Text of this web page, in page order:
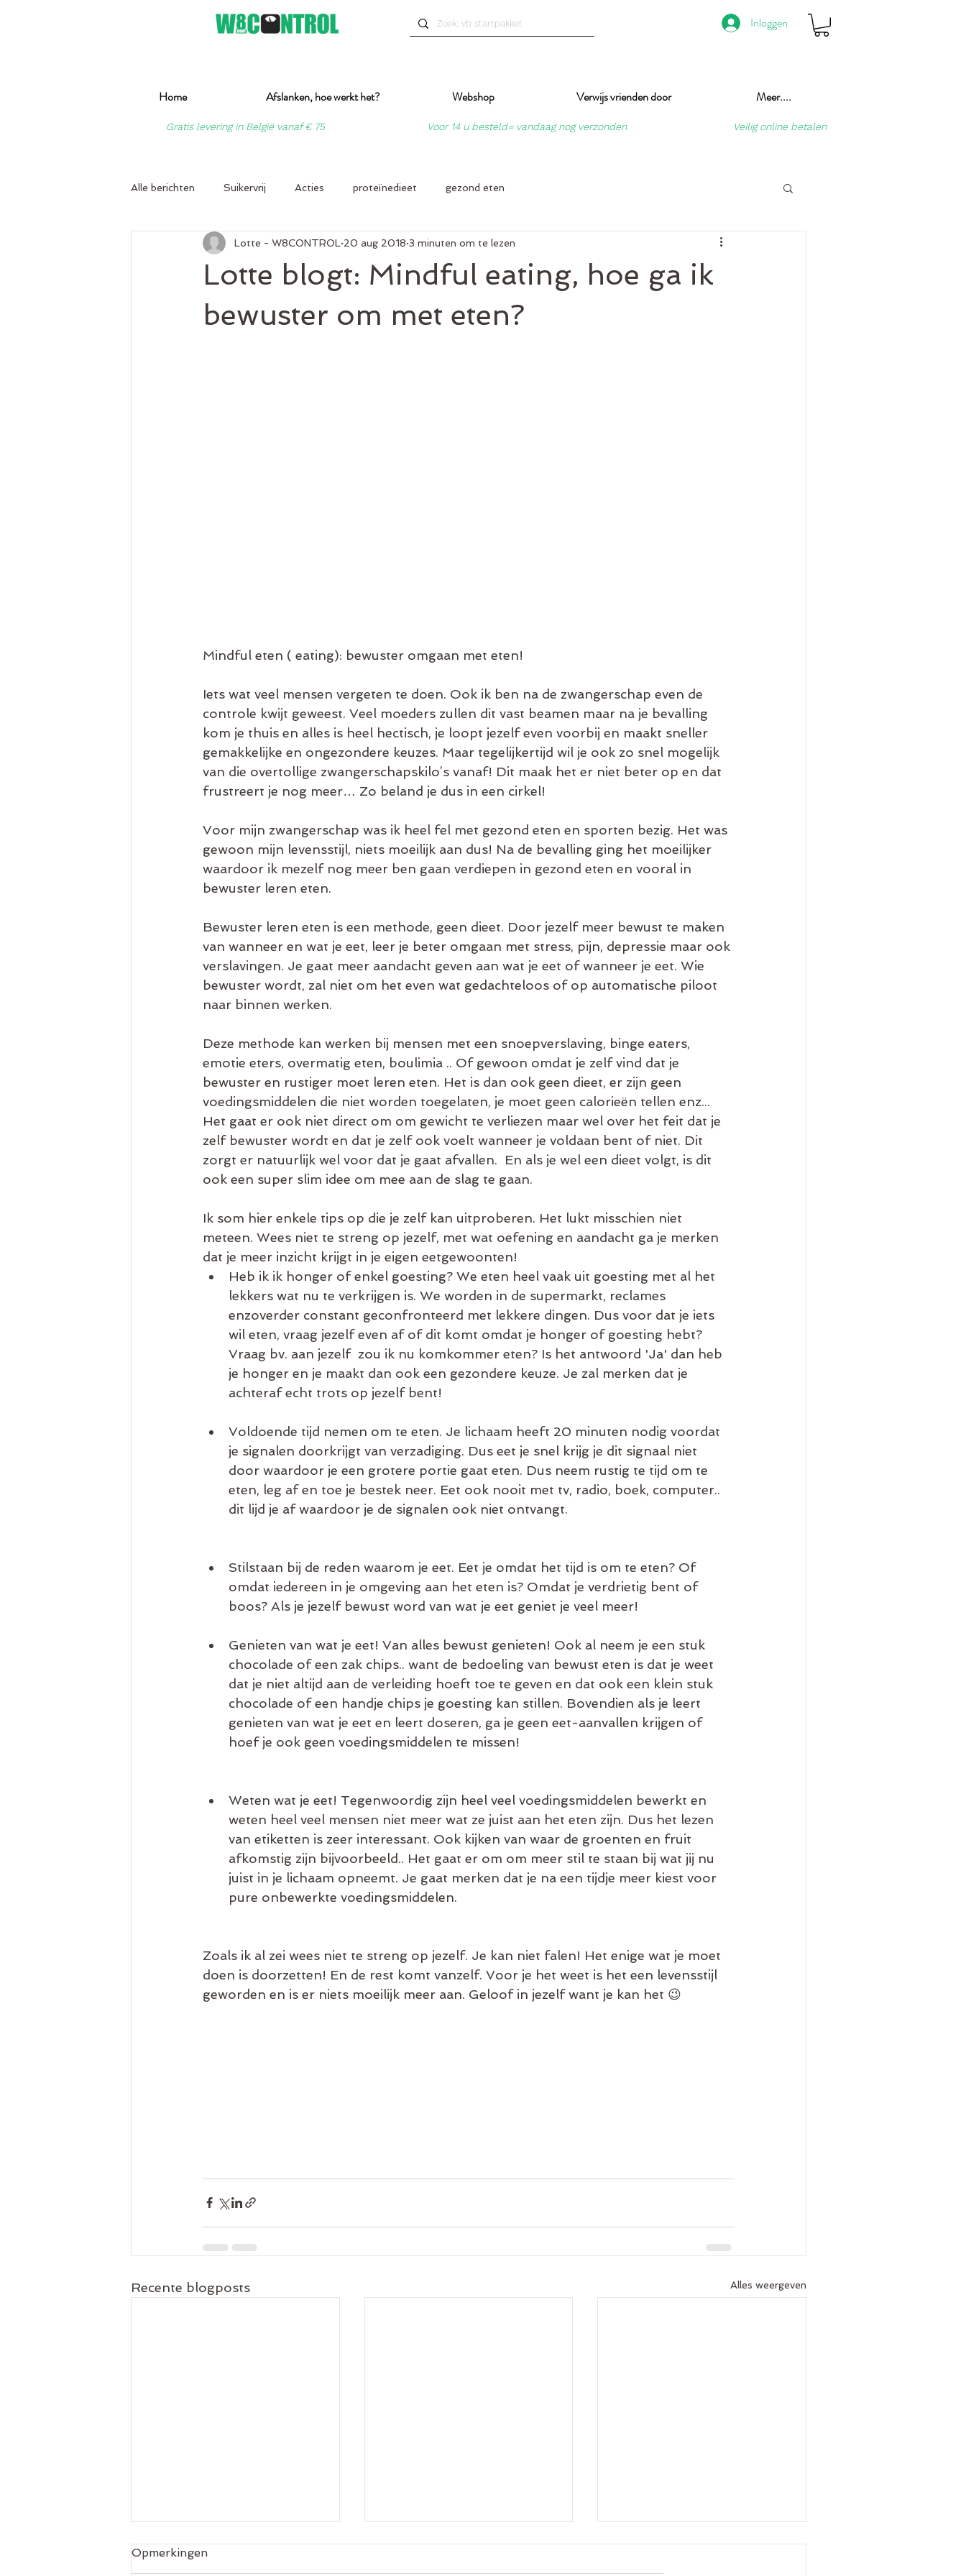
Inloggen
Home Afslanken, hoe werkt het? Webshop Verwijs vrienden door Meer....
Gratis levering in België vanaf € 75 Voor 14 u besteld= vandaag nog verzonden Veilig online betalen
Alle berichten Suikervrij Acties proteïnedieet gezond eten
Lotte blogt: Mindful eating, hoe ga ik
bewuster om met eten?
Lotte - W8CONTROL 20 aug 2018 3 minuten om te lezen
Mindful eten ( eating): bewuster omgaan met eten!
Iets wat veel mensen vergeten te doen. Ook ik ben na de zwangerschap even de
controle kwijt geweest. Veel moeders zullen dit vast beamen maar na je bevalling
kom je thuis en alles is heel hectisch, je loopt jezelf even voorbij en maakt sneller
gemakkelijke en ongezondere keuzes. Maar tegelijkertijd wil je ook zo snel mogelijk
van die overtollige zwangerschapskilo’s vanaf! Dit maak het er niet beter op en dat
frustreert je nog meer… Zo beland je dus in een cirkel!
Voor mijn zwangerschap was ik heel fel met gezond eten en sporten bezig. Het was
gewoon mijn levensstijl, niets moeilijk aan dus! Na de bevalling ging het moeilijker
waardoor ik mezelf nog meer ben gaan verdiepen in gezond eten en vooral in
bewuster leren eten.
Bewuster leren eten is een methode, geen dieet. Door jezelf meer bewust te maken
van wanneer en wat je eet, leer je beter omgaan met stress, pijn, depressie maar ook
verslavingen. Je gaat meer aandacht geven aan wat je eet of wanneer je eet. Wie
bewuster wordt, zal niet om het even wat gedachteloos of op automatische piloot
naar binnen werken.
Deze methode kan werken bij mensen met een snoepverslaving, binge eaters,
emotie eters, overmatig eten, boulimia .. Of gewoon omdat je zelf vind dat je
bewuster en rustiger moet leren eten. Het is dan ook geen dieet, er zijn geen
voedingsmiddelen die niet worden toegelaten, je moet geen calorieën tellen enz...
Het gaat er ook niet direct om om gewicht te verliezen maar wel over het feit dat je
zelf bewuster wordt en dat je zelf ook voelt wanneer je voldaan bent of niet. Dit
zorgt er natuurlijk wel voor dat je gaat afvallen.  En als je wel een dieet volgt, is dit
ook een super slim idee om mee aan de slag te gaan.
Ik som hier enkele tips op die je zelf kan uitproberen. Het lukt misschien niet
meteen. Wees niet te streng op jezelf, met wat oefening en aandacht ga je merken
dat je meer inzicht krijgt in je eigen eetgewoonten!
Heb ik ik honger of enkel goesting? We eten heel vaak uit goesting met al het
lekkers wat nu te verkrijgen is. We worden in de supermarkt, reclames
enzoverder constant geconfronteerd met lekkere dingen. Dus voor dat je iets
wil eten, vraag jezelf even af of dit komt omdat je honger of goesting hebt?
Vraag bv. aan jezelf  zou ik nu komkommer eten? Is het antwoord 'Ja' dan heb
je honger en je maakt dan ook een gezondere keuze. Je zal merken dat je
achteraf echt trots op jezelf bent!
Voldoende tijd nemen om te eten. Je lichaam heeft 20 minuten nodig voordat
je signalen doorkrijgt van verzadiging. Dus eet je snel krijg je dit signaal niet
door waardoor je een grotere portie gaat eten. Dus neem rustig te tijd om te
eten, leg af en toe je bestek neer. Eet ook nooit met tv, radio, boek, computer..
dit lijd je af waardoor je de signalen ook niet ontvangt.
Stilstaan bij de reden waarom je eet. Eet je omdat het tijd is om te eten? Of
omdat iedereen in je omgeving aan het eten is? Omdat je verdrietig bent of
boos? Als je jezelf bewust word van wat je eet geniet je veel meer!
Genieten van wat je eet! Van alles bewust genieten! Ook al neem je een stuk
chocolade of een zak chips.. want de bedoeling van bewust eten is dat je weet
dat je niet altijd aan de verleiding hoeft toe te geven en dat ook een klein stuk
chocolade of een handje chips je goesting kan stillen. Bovendien als je leert
genieten van wat je eet en leert doseren, ga je geen eet-aanvallen krijgen of
hoef je ook geen voedingsmiddelen te missen!
Weten wat je eet! Tegenwoordig zijn heel veel voedingsmiddelen bewerkt en
weten heel veel mensen niet meer wat ze juist aan het eten zijn. Dus het lezen
van etiketten is zeer interessant. Ook kijken van waar de groenten en fruit
afkomstig zijn bijvoorbeeld.. Het gaat er om om meer stil te staan bij wat jij nu
juist in je lichaam opneemt. Je gaat merken dat je na een tijdje meer kiest voor
pure onbewerkte voedingsmiddelen.
Zoals ik al zei wees niet te streng op jezelf. Je kan niet falen! Het enige wat je moet
doen is doorzetten! En de rest komt vanzelf. Voor je het weet is het een levensstijl
geworden en is er niets moeilijk meer aan. Geloof in jezelf want je kan het 😉
Recente blogposts Alles weergeven
Opmerkingen